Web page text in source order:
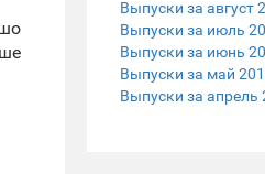
Выпуски за август
Выпуски за июль
Выпуски за июнь
Выпуски за май
Выпуски за апрель